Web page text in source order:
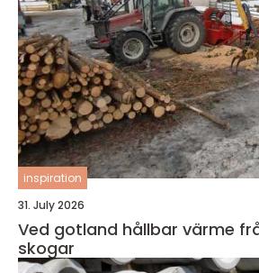
inspiration
31. July 2026
Ved gotland hållbar värme från öns egna
skogar